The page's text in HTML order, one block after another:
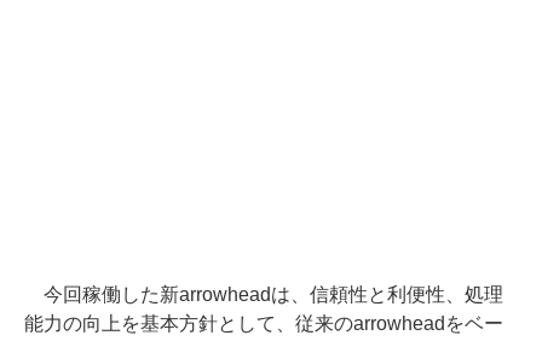
今回稼働した新arrowheadは、信頼性と利便性、処理
能力の向上を基本方針として、従来のarrowheadをベー